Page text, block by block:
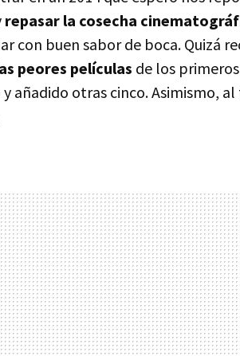
repasar la cosecha
con buen sabor de boca. Quizá
peores películas de los
añadido otras cinco. Asimismo,